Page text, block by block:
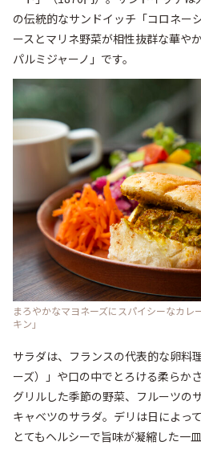
の伝統的なサンドイッチ「コロネー
ースとマリネ野菜が相性抜群な華や
パルミジャーノ」です。
まろやかなマヨネーズにスパイシーなカ
キン」
サラダは、フランスの代表的な卵料
ーズ）」や口の中でとろける柔らか
グリルした季節の野菜、フルーツの
キャベツのサラダ。デリは日によっ
とてもヘルシーで旨味が凝縮した一皿